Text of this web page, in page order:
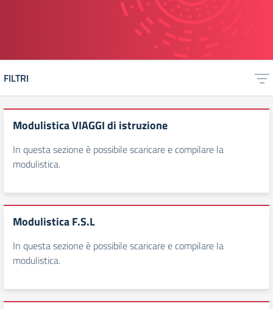
FILTRI
Modulistica VIAGGI di istruzione
In questa sezione è possibile scaricare e compilare la
modulistica.
Modulistica F.S.L
In questa sezione è possibile scaricare e compilare la
modulistica.